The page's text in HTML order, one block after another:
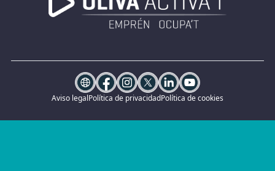
Aviso legalPolítica de privacidadPolítica de cookies